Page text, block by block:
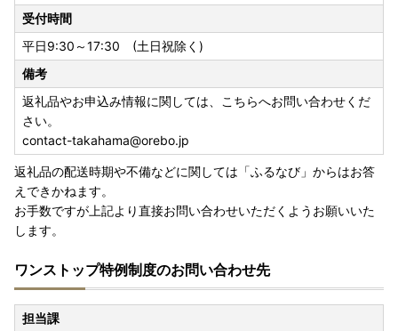
受付時間
平日9:30～17:30 (土日祝除く)
備考
返礼品やお申込み情報に関しては、こちらへお問い合わせくだ
さい。
contact-takahama@orebo.jp
返礼品の配送時期や不備などに関しては「ふるなび」からはお答
えできかねます。
お手数ですが上記より直接お問い合わせいただくようお願いいた
します。
ワンストップ特例制度のお問い合わせ先
担当課